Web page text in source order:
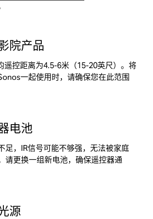
院产品
遥控距离为4.5-6米（15-20英尺）。将
一起使用时，请确保您在此范围
电池
足，IR信号可能不够强，无法被家庭
请更换一组新电池，确保遥控器通
源